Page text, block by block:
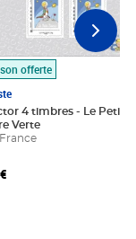
panier
offerte
4 timbres - Le Petit
Verte